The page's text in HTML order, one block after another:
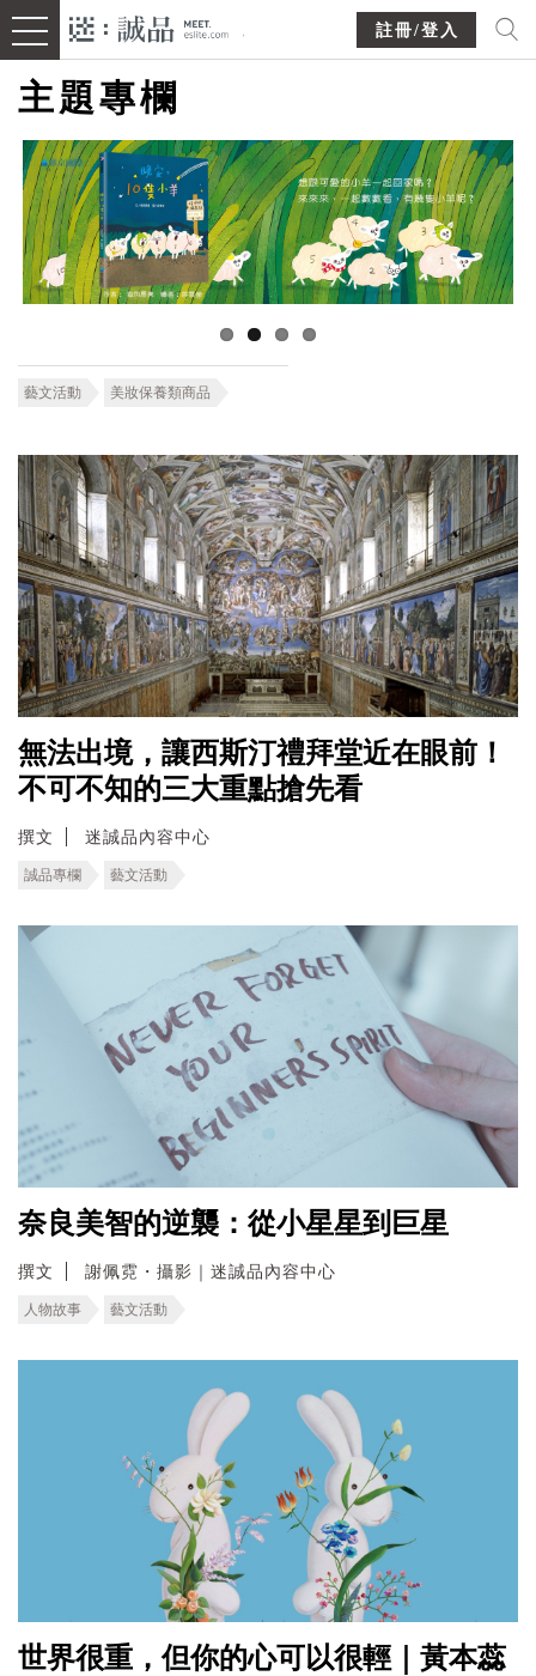
註冊/登入
主題專欄
藝文活動 美妝保養類商品
無法出境，讓西斯汀禮拜堂近在眼前！
不可不知的三大重點搶先看
撰文 迷誠品內容中心
誠品專欄 藝文活動
奈良美智的逆襲：從小星星到巨星
撰文 謝佩霓・攝影｜迷誠品內容中心
人物故事 藝文活動
世界很重，但你的心可以很輕｜黃本蕊